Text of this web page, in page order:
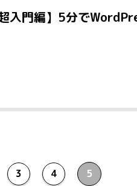
超入門編】5分で
3 4 5